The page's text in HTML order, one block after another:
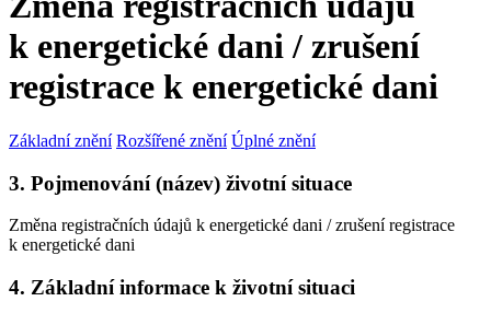
k energetické dani / zrušení
registrace k energetické dani
Základní znění Rozšířené znění Úplné znění
3. Pojmenování (název) životní situace
Změna registračních údajů k energetické dani / zrušení registrace
k energetické dani
4. Základní informace k životní situaci